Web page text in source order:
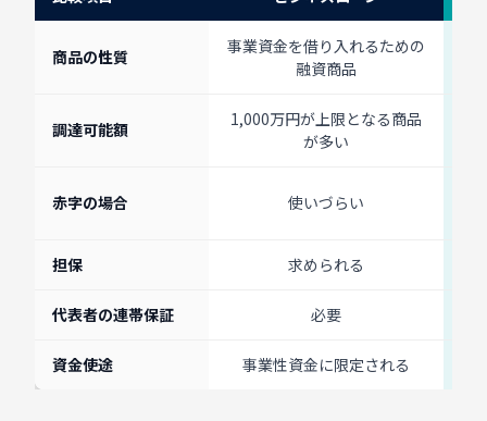
商品の性質
事業資金を借り入れるための
融資商品
調達可能額
1,000万円が上限となる商品
が多い
赤字の場合 使いづらい
担保 求められる
代表者の連帯保証 必要
資金使途 事業性資金に限定される